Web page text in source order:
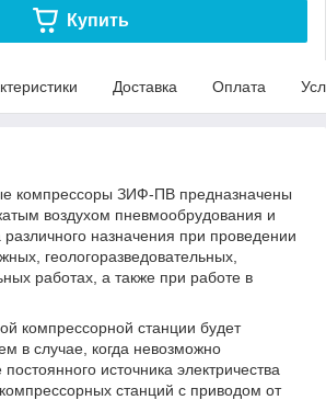
Купить
Доставка Оплата
компрессоры ЗИФ-ПВ предназначены
воздухом пневмообрудования и
назначения при проведении
геологоразведовательных,
работах, а также при работе в
станции будет
в случае, когда невозможно
источника электричества
станций с приводом от